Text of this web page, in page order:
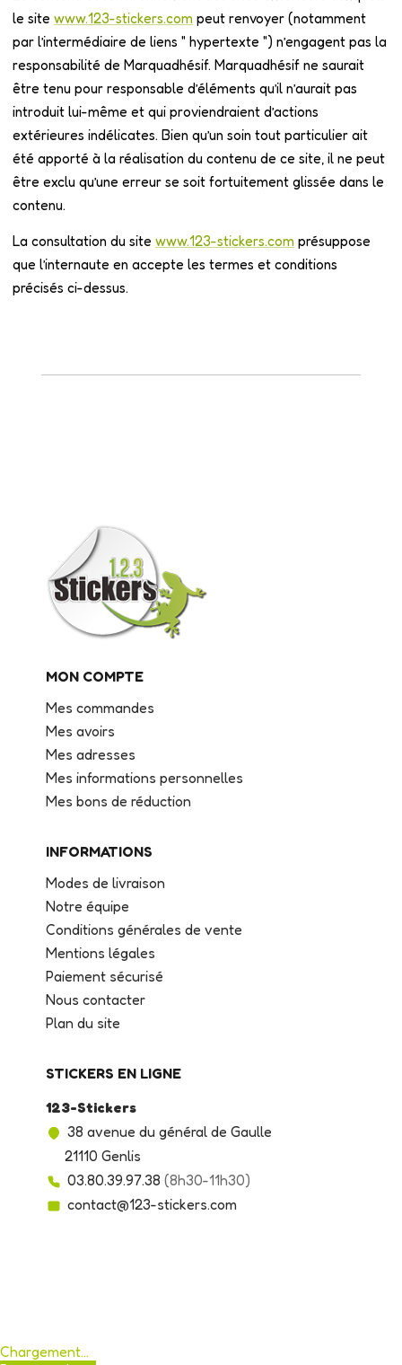
le site www.123-stickers.com peut renvoyer (notamment
par l’intermédiaire de liens " hypertexte ") n’engagent pas la
responsabilité de Marquadhésif. Marquadhésif ne saurait
être tenu pour responsable d’éléments qu’il n’aurait pas
introduit lui-même et qui proviendraient d’actions
extérieures indélicates. Bien qu’un soin tout particulier ait
été apporté à la réalisation du contenu de ce site, il ne peut
être exclu qu’une erreur se soit fortuitement glissée dans le
contenu.
La consultation du site www.123-stickers.com présuppose
que l’internaute en accepte les termes et conditions
précisés ci-dessus.
MON COMPTE
Mes commandes
Mes avoirs
Mes adresses
Mes informations personnelles
Mes bons de réduction
INFORMATIONS
Modes de livraison
Notre équipe
Conditions générales de vente
Mentions légales
Paiement sécurisé
Nous contacter
Plan du site
STICKERS EN LIGNE
123-Stickers
38 avenue du général de Gaulle
21110 Genlis
03.80.39.97.38 (8h30-11h30)
contact@123-stickers.com
Chargement...